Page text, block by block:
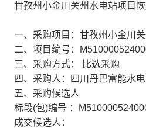
甘孜州小金川关州水电站项目
一、采购项目：甘孜州小金川
二、项目编号：
三、采购方式： 比选采购
四、采购人：四川丹巴富能水
五、采购候选人
标段(包)编号 ：
成交候选人：